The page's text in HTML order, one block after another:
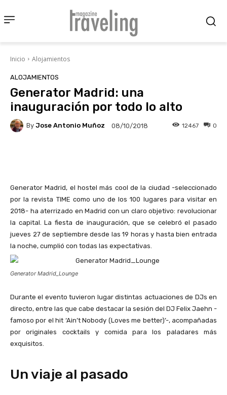
Inicio Alojamientos
ALOJAMIENTOS
Generator Madrid: una
inauguración por todo lo alto
By Jose Antonio Muñoz 08/10/2018 0
12467
Generator Madrid, el hostel más cool de la ciudad -seleccionado
por la revista TIME como uno de los 100 lugares para visitar en
2018- ha aterrizado en Madrid con un claro objetivo: revolucionar
la capital. La fiesta de inauguración, que se celebró el pasado
jueves 27 de septiembre desde las 19 horas y hasta bien entrada
la noche, cumplió con todas las expectativas.
Generator Madrid_Lounge
Durante el evento tuvieron lugar distintas actuaciones de DJs en
directo, entre las que cabe destacar la sesión del DJ Felix Jaehn -
famoso por el hit ‘Ain’t Nobody (Loves me better)’-, acompañadas
por originales cocktails y comida para los paladares más
exquisitos.
Un viaje al pasado